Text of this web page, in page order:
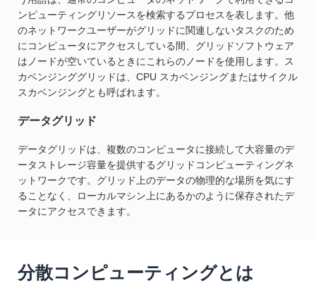
ンピューティングリソースを検索するプロセスを表します。他
のネットワークユーザーがグリッドに関連しないタスクのため
にコンピュータにアクセスしている間、グリッドソフトウェア
はノードが空いているときにこれらのノードを使用します。ス
カベンジンググリッドは、CPU スカベンジングまたはサイクル
スカベンジングとも呼ばれます。
データグリッド
データグリッドは、複数のコンピュータに接続して大容量のデ
ータストレージ容量を提供するグリッドコンピューティングネ
ットワークです。グリッド上のデータの物理的な場所を気にす
ることなく、ローカルマシン上にあるかのように保存されたデ
ータにアクセスできます。
分散コンピューティングとは